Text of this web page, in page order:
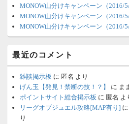
MONOW山分けキャンペーン（2016/5/
MONOW山分けキャンペーン（2016/5/
MONOW山分けキャンペーン（2016/5/
最近のコメント
雑談掲示板 に 匿名 より
げん玉【発見！禁断の技！？】
に ま
ポイントサイト総合掲示板 に 匿名 よ
リーグオブジュエル攻略[MAP有り] に
り